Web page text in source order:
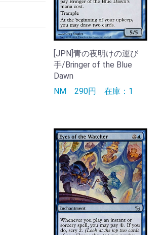
[JPN]青の夜明けの運び
手/Bringer of the Blue
Dawn
NM 290円 在庫：1